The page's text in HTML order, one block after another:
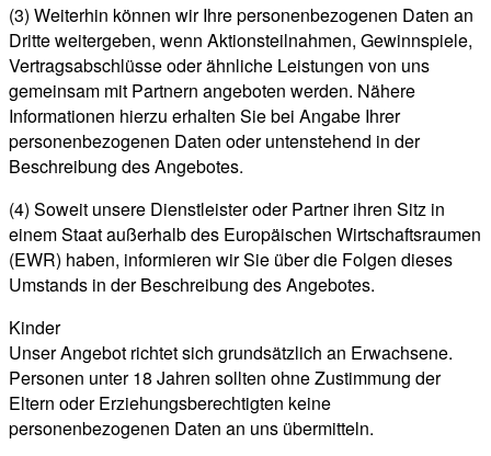
(3) Weiterhin können wir Ihre personenbezogenen Daten an
Dritte weitergeben, wenn Aktionsteilnahmen, Gewinnspiele,
Vertragsabschlüsse oder ähnliche Leistungen von uns
gemeinsam mit Partnern angeboten werden. Nähere
Informationen hierzu erhalten Sie bei Angabe Ihrer
personenbezogenen Daten oder untenstehend in der
Beschreibung des Angebotes.
(4) Soweit unsere Dienstleister oder Partner ihren Sitz in
einem Staat außerhalb des Europäischen Wirtschaftsraumen
(EWR) haben, informieren wir Sie über die Folgen dieses
Umstands in der Beschreibung des Angebotes.
Kinder
Unser Angebot richtet sich grundsätzlich an Erwachsene.
Personen unter 18 Jahren sollten ohne Zustimmung der
Eltern oder Erziehungsberechtigten keine
personenbezogenen Daten an uns übermitteln.